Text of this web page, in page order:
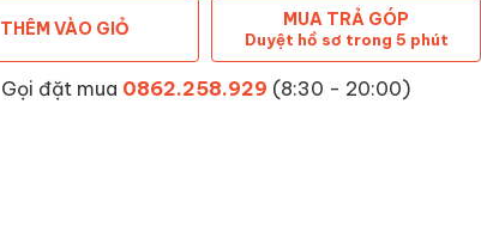
THÊM VÀO GIỎ MUA TRẢ GÓP
Duyệt hồ sơ trong 5 phút
Gọi đặt mua 0862.258.929 (8:30 - 20:00)